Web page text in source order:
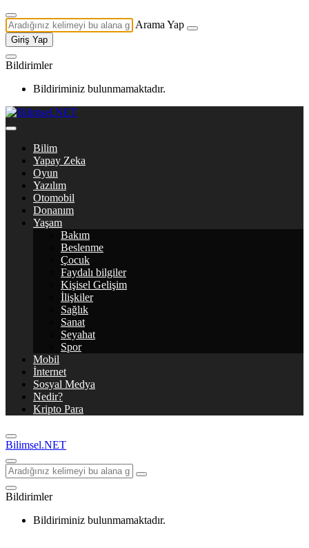
Arama Yap
Giriş Yap
Bildirimler
Bildiriminiz bulunmamaktadır.
Bilim
Yapay Zeka
Oyun
Yazılım
Otomobil
Donanım
Yaşam
Bakım
Beslenme
Çocuk
Faydalı bilgiler
Kişisel Gelişim
İlişkiler
Sağlık
Sanat
Seyahat
Spor
Mobil
İnternet
Sosyal Medya
Nedir?
Kripto Para
Bilimsel.NET
Bildirimler
Bildiriminiz bulunmamaktadır.